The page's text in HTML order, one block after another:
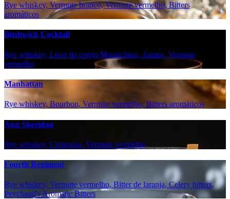
Rye whiskey, Vermute branco, Vermute vermelho, Bitters
aromáticos
Bushwick Cocktail
Rye whiskey, Licor de cereja Maraschino, Amaro, Vermute
vermelho
Manhattan
Rye whiskey, Bourbon, Vermute vermelho, Bitters aromáticos
Ann Sheridan
Rye whiskey, Cointreau, Vermute vermelho
Fourth Regiment
Rye whiskey, Vermute vermelho, Bitter de laranja, Celery bitters,
Peychaud's Aromatic Bitters